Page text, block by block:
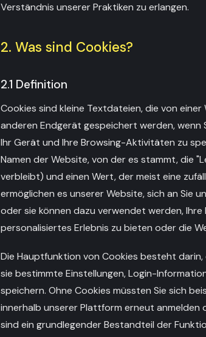
Verständnis unserer Praktiken zu erlangen.
2. Was sind Cookies?
2.1 Definition
Cookies sind kleine Textdateien, die von
anderen Endgerät gespeichert werden, wenn
Ihr Gerät und Ihre Browsing-Aktivitäten zu
Namen der Website, von der es stammt, die
verbleibt) und einen Wert, der meist eine
ermöglichen es unserer Website, sich an Sie
oder sie können dazu verwendet werden,
personalisiertes Erlebnis zu bieten oder die
Die Hauptfunktion von Cookies besteht
sie bestimmte Einstellungen, Login-
speichern. Ohne Cookies müssten Sie sich
innerhalb unserer Plattform erneut anmelden
sind ein grundlegender Bestandteil der